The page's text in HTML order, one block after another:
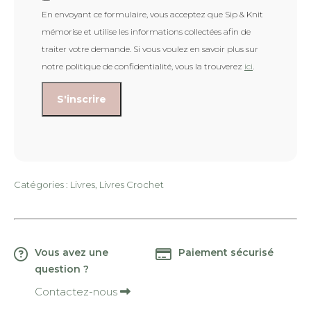
En envoyant ce formulaire, vous acceptez que Sip & Knit
mémorise et utilise les informations collectées afin de
traiter votre demande. Si vous voulez en savoir plus sur
notre politique de confidentialité, vous la trouverez ici
Catégories : Livres Livres Crochet
Vous avez une
question ?
Contactez-nous
Paiement sécurisé